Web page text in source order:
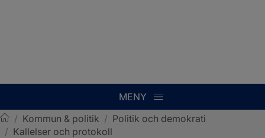
MENY
Sotenäs kommun
/ Kommun & politik / Politik och demokrati
/ Kallelser och protokoll